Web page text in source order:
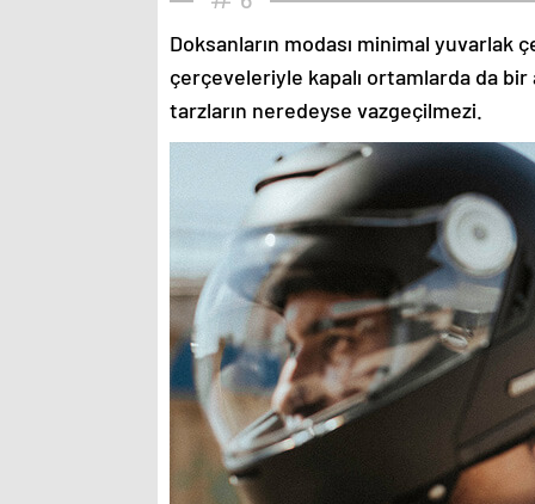
Doksanların modası minimal
çerçeveleriyle kapalı ortamlarda da
tarzların neredeyse vazgeçilmezi.